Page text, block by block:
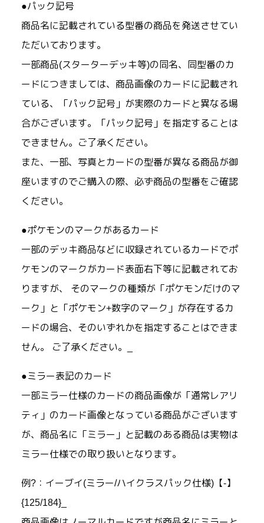
●パック記号
商品名に記載されている型番の商品を発送させてい
ただいております。
一部商品(スターターデッキ等)の同名、同型番のカ
ードにつきましては、商品画像のカードに記載され
ている、「パック記号」が実際のカードと異なる場
合がございます。「パック記号」を指定することは
できません。ご了承ください。
また、一部、写真とカードの型番が異なる商品が御
座いますのでご購入の際、必ず商品の型番をご確認
ください。
●ポケモンのマークがあるカード
一部のデッキ商品などに収録されているカードでポ
ケモンのマークがカード表面右下等に記載されてお
りますが、 そのマークの種類が「ポケモンだけのマ
ーク」と「ポケモン+数字のマーク」が存在するカ
ードの場合、そのいずれかを指定することはできま
せん。 ご了承ください。_
●ミラー表記のカード
一部ミラー仕様のカードの商品画像が「通常レアリ
ティ」のカード画像となっている商品がございます
が、商品名に「ミラー」と記載のある商品は実物は
ミラー仕様での取り扱いとなります。
例?：イーブイ(ミラー/ハイクラスパック仕様)【-】
{125/184}_